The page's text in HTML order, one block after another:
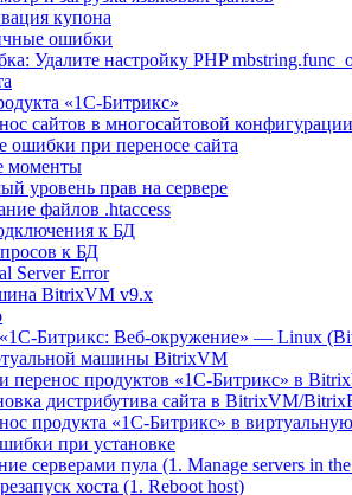
купона
ошибки
Удалите настройку PHP
«1C-Битрикс»
сайтов в многосайтовой конфигурации
при переносе сайта
моменты
уровень прав на сервере
файлов .htaccess
к БД
к БД
Server Error
BitrixVM v9.x
«1С-Битрикс: Веб-окружение» — Linux
машины BitrixVM
перенос продуктов «1С-Битрикс» в
дистрибутива сайта в BitrixVM/
продукта «1C-Битрикс» в
при установке
серверами пула (1. Manage servers in
хоста (1. Reboot host)